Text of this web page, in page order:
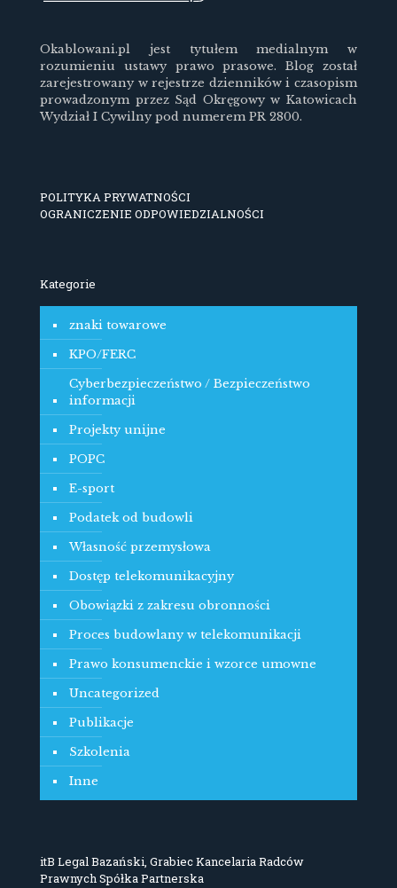
Okablowani.pl jest tytułem medialnym w
rozumieniu ustawy prawo prasowe. Blog został
zarejestrowany w rejestrze dzienników i czasopism
prowadzonym przez Sąd Okręgowy w Katowicach
Wydział I Cywilny pod numerem PR 2800.
POLITYKA PRYWATNOŚCI
OGRANICZENIE ODPOWIEDZIALNOŚCI
Kategorie
znaki towarowe
KPO/FERC
Cyberbezpieczeństwo / Bezpieczeństwo
informacji
Projekty unijne
POPC
E-sport
Podatek od budowli
Własność przemysłowa
Dostęp telekomunikacyjny
Obowiązki z zakresu obronności
Proces budowlany w telekomunikacji
Prawo konsumenckie i wzorce umowne
Uncategorized
Publikacje
Szkolenia
Inne
itB Legal Bazański, Grabiec Kancelaria Radców
Prawnych Spółka Partnerska